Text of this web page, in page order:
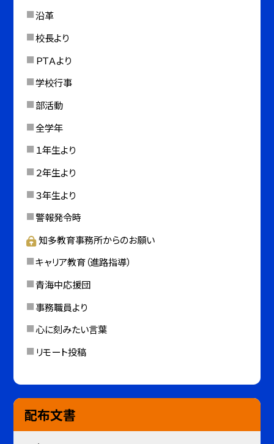
沿革
校長より
ＰＴＡより
学校行事
部活動
全学年
１年生より
２年生より
３年生より
警報発令時
知多教育事務所からのお願い
キャリア教育（進路指導）
青海中応援団
事務職員より
心に刻みたい言葉
リモート投稿
配布文書